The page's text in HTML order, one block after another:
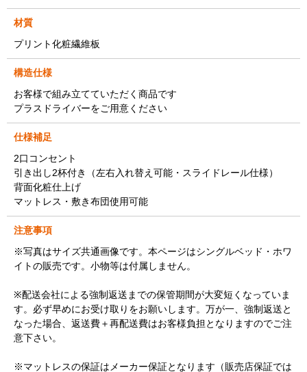
材質
プリント化粧繊維板
構造仕様
お客様で組み立てていただく商品です
プラスドライバーをご用意ください
仕様補足
2口コンセント
引き出し2杯付き（左右入れ替え可能・スライドレール仕様）
背面化粧仕上げ
マットレス・敷き布団使用可能
注意事項
※写真はサイズ共通画像です。本ページはシングルベッド・ホワ
イトの販売です。小物等は付属しません。
※配送会社による強制返送までの保管期間が大変短くなっていま
す。必ず早めにお受け取りをお願いします。万が一、強制返送と
なった場合、返送費＋再配送費はお客様負担となりますのでご注
意下さい。
※マットレスの保証はメーカー保証となります（販売店保証では